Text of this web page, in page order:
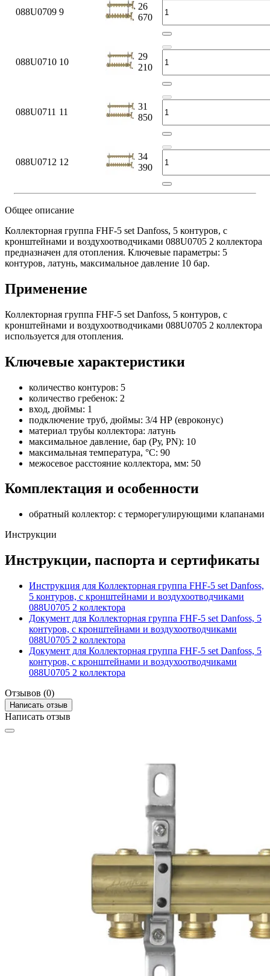
088U0709 9
26
670
088U0710 10
29
210
088U0711 11
31
850
088U0712 12
34
390
Общее описание
Коллекторная группа FHF-5 set Danfoss, 5 контуров, с
кронштейнами и воздухоотводчиками 088U0705 2 коллектора
предназначен для отопления. Ключевые параметры: 5
контуров, латунь, максимальное давление 10 бар.
Применение
Коллекторная группа FHF-5 set Danfoss, 5 контуров, с
кронштейнами и воздухоотводчиками 088U0705 2 коллектора
используется для отопления.
Ключевые характеристики
количество контуров: 5
количество гребенок: 2
вход, дюймы: 1
подключение труб, дюймы: 3/4 НР (евроконус)
материал трубы коллектора: латунь
максимальное давление, бар (Ру, PN): 10
максимальная температура, °C: 90
межосевое расстояние коллектора, мм: 50
Комплектация и особенности
обратный коллектор: с терморегулирующими клапанами
Инструкции
Инструкции, паспорта и сертификаты
Инструкция для Коллекторная группа FHF-5 set Danfoss,
5 контуров, с кронштейнами и воздухоотводчиками
088U0705 2 коллектора
Документ для Коллекторная группа FHF-5 set Danfoss, 5
контуров, с кронштейнами и воздухоотводчиками
088U0705 2 коллектора
Документ для Коллекторная группа FHF-5 set Danfoss, 5
контуров, с кронштейнами и воздухоотводчиками
088U0705 2 коллектора
Отзывов (0)
Написать отзыв
Написать отзыв